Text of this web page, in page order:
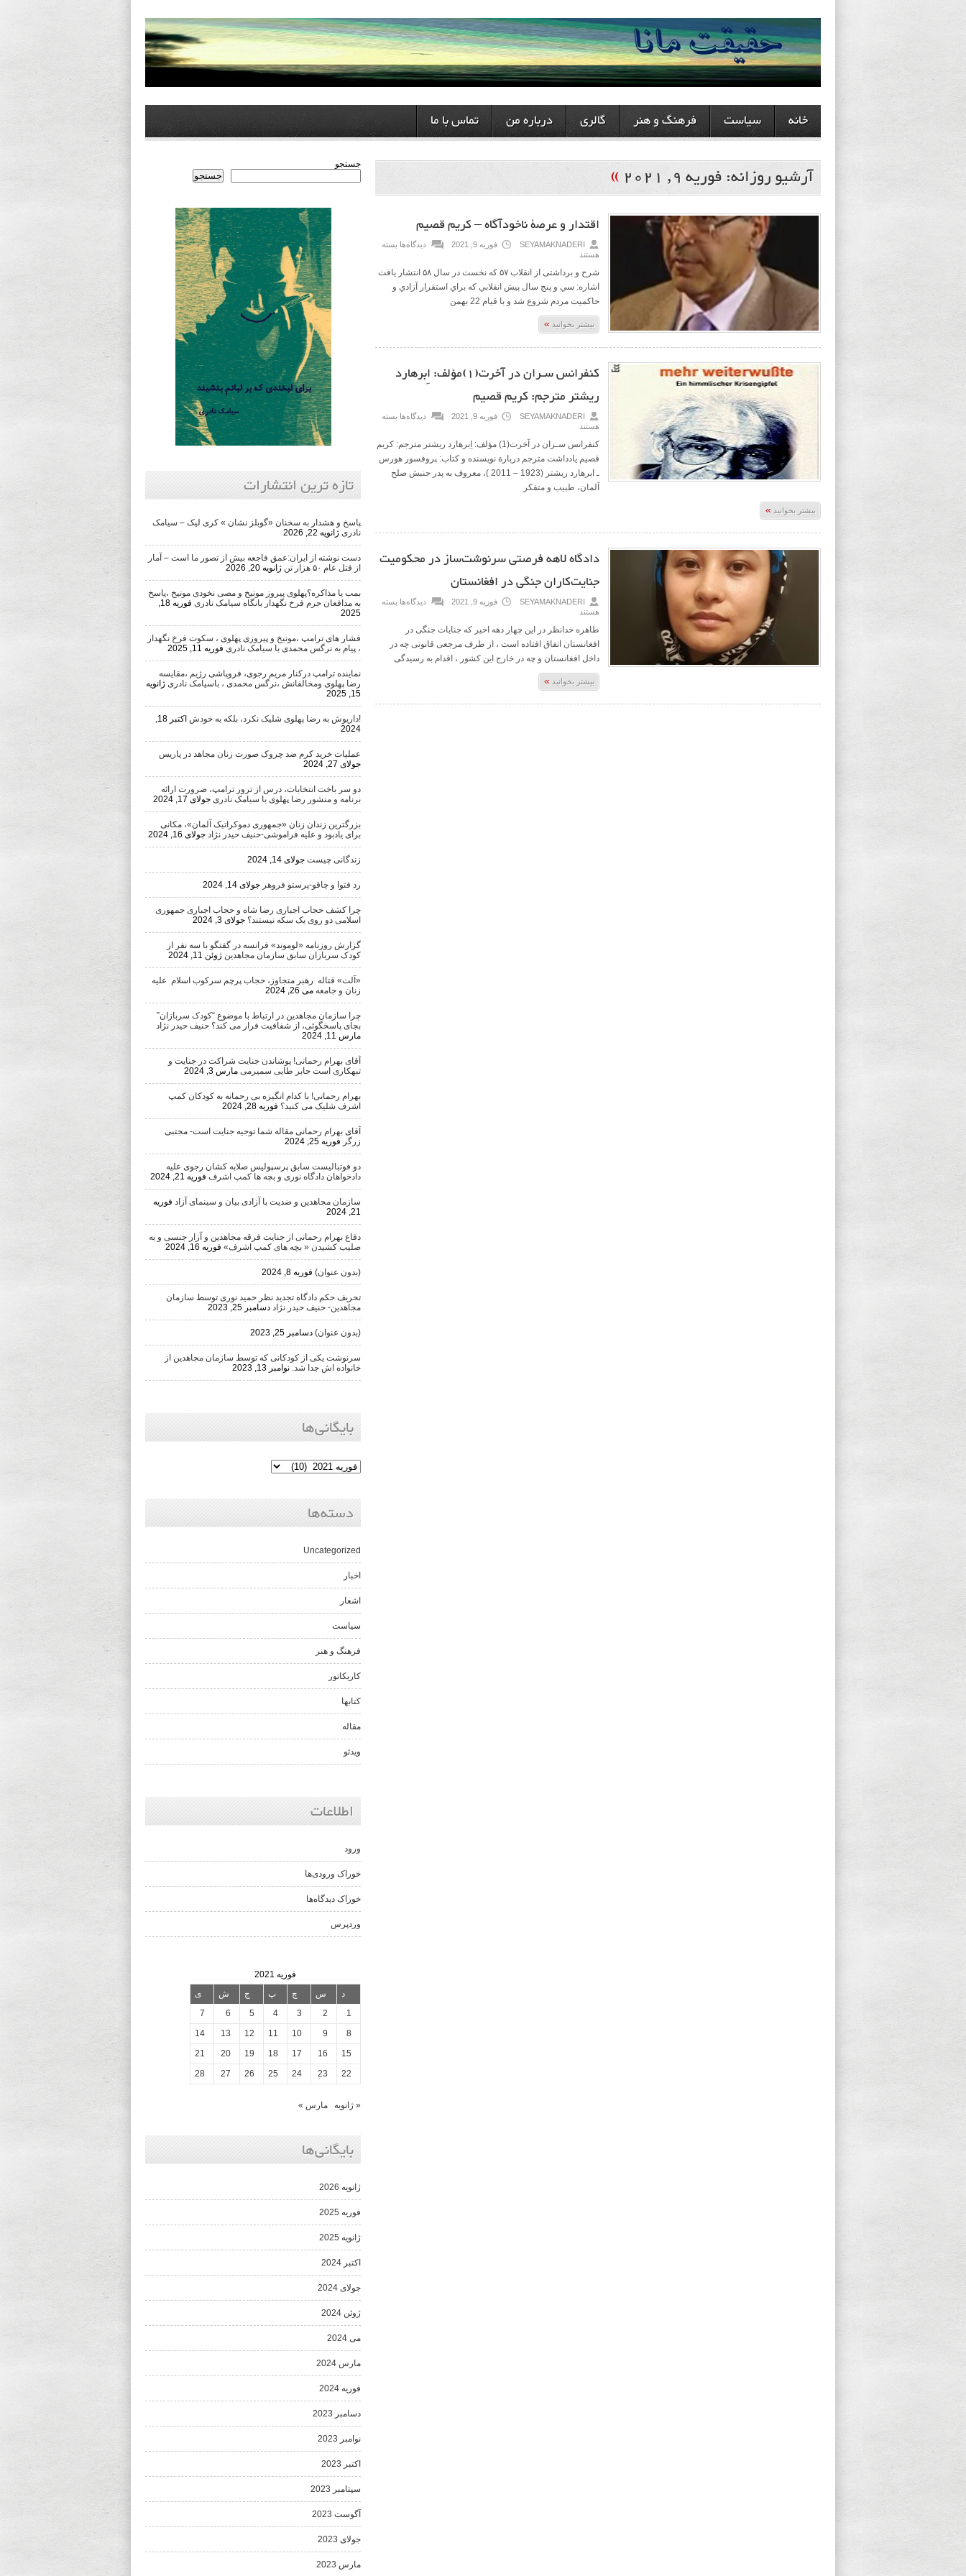
خانه سیاست فرهنگ و هنر گالری درباره من تماس با ما
آرشیو روزانه:فوریه 9, 2021 »
اقتدار و عرصۀ ناخودآگاه – کریم قصیم
SEYAMAKNADERI فوریه 9, 2021 دیدگاه‌ها بسته
هستند
شرح و برداشتی از انقلاب ۵۷ که نخست در سال ۵۸ انتشار یافت
اشاره: سي و پنج سال پيش انقلابي كه براي استقرار آزادي و
حاكميت مردم شروع شد و با قيام 22 بهمن
بیشتر بخوانید»
كنفرانس سـران در آخرت(1)مؤلف: اِبرهارد
ريشتر مترجم: كريم قصيم
SEYAMAKNADERI فوریه 9, 2021 دیدگاه‌ها بسته
هستند
كنفرانس سـران در آخرت(1) مؤلف: اِبرهارد ريشتر مترجم: كريم
قصيم يادداشت مترجم در‌بارة نويسنده و كتاب: پروفسور هورس
‌ـ ابرهارد ريشتر (1923 – 2011 )، معروف به ‌پدر جنبش صلح
آلمان، طبيب و متفكر
بیشتر بخوانید»
دادگاه لاهه فرصتی سرنوشت‌ساز در محکومیت
جنایت‌کاران جنگی در افغانستان
SEYAMAKNADERI فوریه 9, 2021 دیدگاه‌ها بسته
هستند
طاهره خدانظر در این چهار دهه‌ اخیر که‌ جنایات جنگی در
افغانستان اتفاق افتاده است ، از طرف‌ مرجعی قانونی چه در
داخل افغانستان و چه در خارج این کشور ، اقدام به رسیدگی
بیشتر بخوانید»
جستجو
جستجو
تازه ترین انتشارات
پاسخ و هشدار به سخنان «گوبلز نشان » کری لیک – سیامک
نادری ژانویه 22, 2026
دست نوشته از ایران:عمق فاجعه بیش از تصور ما است – آمار
از قتل عام ۵۰ هزار تن
ژانویه 20, 2026
بمب یا مذاکره؟پهلوی پیروز مونیخ و مصی نخودی مونیخ ،پاسخ
به مدافعان حرم فرخ نگهدار بانگاه سیامک نادری
فوریه 18,
2025
فشار های ترامپ ،مونیخ و پیروزی پهلوی ، سکوت فرخ نگهدار
، پیام به نرگس محمدی با سیامک نادری فوریه 11, 2025
نماینده ترامپ درکنار مریم رجوی، فروپاشی رژیم ،مقایسه
رضا پهلوی ومخالفانش ،نرگس محمدی ، باسیامک نادری ژانویه
15, 2025
!داریوش به رضا پهلوی شلیک نکرد، بلکه به خودش
اکتبر 18,
2024
عملیات خرید کرم ضد چروک صورت زنان مجاهد در پاریس
جولای 27, 2024
دو سر باخت انتخابات، درس از ترور ترامپ، ضرورت ارائه
برنامه و منشور رضا پهلوی با سیامک نادری جولای 17, 2024
بزرگترین زندان زنان «جمهوری دموکراتیک آلمان»، مکانی
برای یادبود و علیه فراموشی-حنیف حیدر نژاد جولای 16, 2024
زندگانی چیست جولای 14, 2024
رد فتوا و چاقو-پرستو فروهر جولای 14, 2024
چرا کشف حجاب اجباری رضا شاه و حجاب اجباری جمهوری
اسلامی دو روی یک سکه نیستند؟ جولای 3, 2024
گزارش روزنامه «لوموند» فرانسه در گفتگو با سه نفر از
کودک سربازان سابق سازمان مجاهدین ژوئن 11, 2024
«آلت» قتاله رهبر متجاوز، حجاب پرچم سرکوب اسلام علیه
زنان و جامعه می 26, 2024
چرا سازمان مجاهدین در ارتباط با موضوع “کودک سربازان”
بجای پاسخگوئی، از شفافیت فرار می کند؟ حنیف حیدر نژاد
مارس 11, 2024
آقای بهرام رحمانی! پوشاندن جنایت شراکت در جنایت و
تبهکاری است جابر طایی سمیرمی مارس 3, 2024
بهرام رحمانی! با کدام انگیزه بی رحمانه به کودکان کمپ
اشرف شلیک می کنید؟ فوریه 28, 2024
آقای بهرام رحمانی مقاله شما توجیه جنایت است- مجتبی
زرگر فوریه 25, 2024
دو فوتبالیست سابق پرسپولیس صلابه کشان رجوی علیه
دادخواهان دادگاه نوری و بچه ها کمپ اشرف فوریه 21, 2024
سازمان مجاهدین و ضدیت با آزادی بیان و سینمای آزاد فوریه
21, 2024
دفاع بهرام رحمانی از جنایت فرقه مجاهدین و آزار جنسی و به
صلیب کشیدن « بچه های کمپ اشرف» فوریه 16, 2024
(بدون عنوان) فوریه 8, 2024
تحریف حکم دادگاه تجدید نظر حمید نوری توسط سازمان
مجاهدین- حنیف حیدر نژاد دسامبر 25, 2023
(بدون عنوان) دسامبر 25, 2023
سرنوشت یکی از کودکانی که توسط سازمان مجاهدین از
خانواده اش جدا شد. نوامبر 13, 2023
بایگانی‌ها
دسته‌ها
Uncategorized
اخبار
اشعار
سیاست
فرهنگ و هنر
کاریکاتور
کتابها
مقاله
ویدئو
اطلاعات
ورود
خوراک ورودی‌ها
خوراک دیدگاه‌ها
وردپرس
فوریه 2021
د
س چ پ ج ش
ی
1
2
3
4
5
6
7
8
9
10
11
12
13
14
15
16
17
18
19
20
21
22
23
24
25
26
27
28
« ژانویه مارس »
بایگانی‌ها
ژانویه 2026
فوریه 2025
ژانویه 2025
اکتبر 2024
جولای 2024
ژوئن 2024
می 2024
مارس 2024
فوریه 2024
دسامبر 2023
نوامبر 2023
اکتبر 2023
سپتامبر 2023
آگوست 2023
جولای 2023
مارس 2023